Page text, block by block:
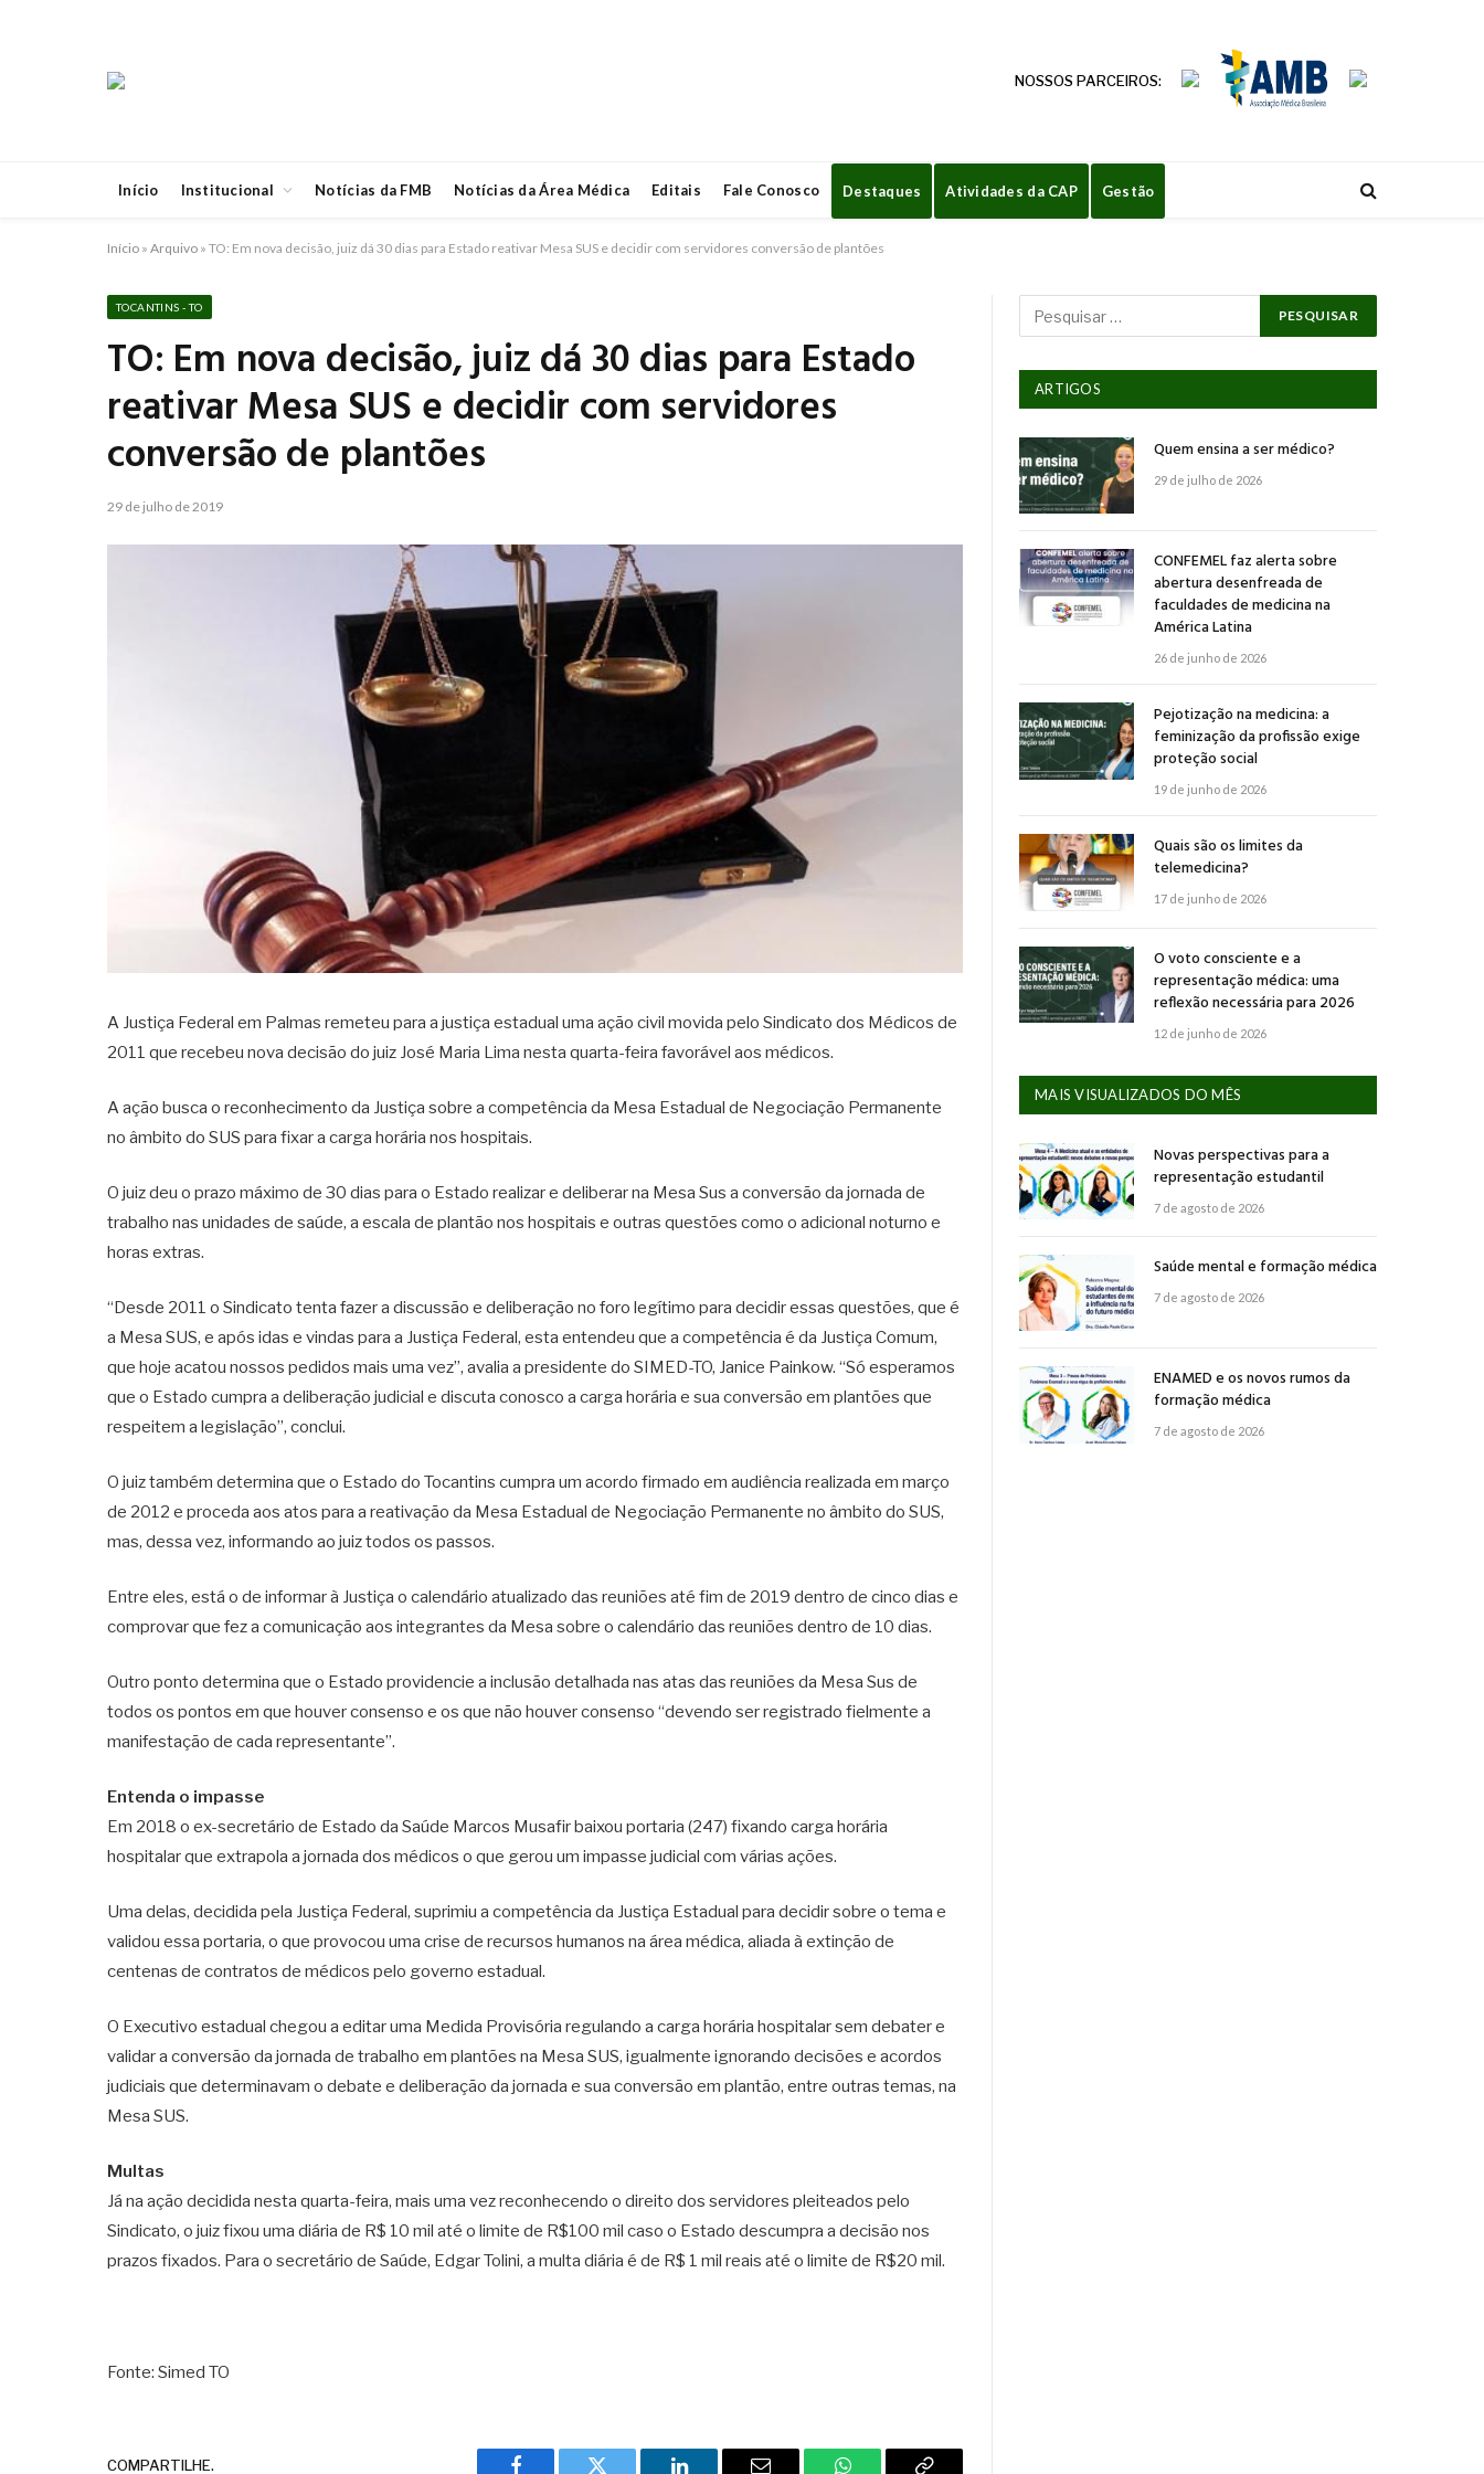
NOSSOS PARCEIROS:
Início Institucional Notícias da FMB Notícias da Área Médica Editais Fale Conosco Destaques Atividades da CAP Gestão
Início » Arquivo » TO: Em nova decisão, juiz dá 30 dias para Estado reativar Mesa SUS e decidir com servidores conversão de plantões
TOCANTINS - TO
TO: Em nova decisão, juiz dá 30 dias para Estado
reativar Mesa SUS e decidir com servidores
conversão de plantões
29 de julho de 2019
A Justiça Federal em Palmas remeteu para a justiça estadual uma ação civil movida pelo Sindicato dos Médicos de
2011 que recebeu nova decisão do juiz José Maria Lima nesta quarta-feira favorável aos médicos.
A ação busca o reconhecimento da Justiça sobre a competência da Mesa Estadual de Negociação Permanente
no âmbito do SUS para fixar a carga horária nos hospitais.
O juiz deu o prazo máximo de 30 dias para o Estado realizar e deliberar na Mesa Sus a conversão da jornada de
trabalho nas unidades de saúde, a escala de plantão nos hospitais e outras questões como o adicional noturno e
horas extras.
“Desde 2011 o Sindicato tenta fazer a discussão e deliberação no foro legítimo para decidir essas questões, que é
a Mesa SUS, e após idas e vindas para a Justiça Federal, esta entendeu que a competência é da Justiça Comum,
que hoje acatou nossos pedidos mais uma vez”, avalia a presidente do SIMED-TO, Janice Painkow. “Só esperamos
que o Estado cumpra a deliberação judicial e discuta conosco a carga horária e sua conversão em plantões que
respeitem a legislação”, conclui.
O juiz também determina que o Estado do Tocantins cumpra um acordo firmado em audiência realizada em março
de 2012 e proceda aos atos para a reativação da Mesa Estadual de Negociação Permanente no âmbito do SUS,
mas, dessa vez, informando ao juiz todos os passos.
Entre eles, está o de informar à Justiça o calendário atualizado das reuniões até fim de 2019 dentro de cinco dias e
comprovar que fez a comunicação aos integrantes da Mesa sobre o calendário das reuniões dentro de 10 dias.
Outro ponto determina que o Estado providencie a inclusão detalhada nas atas das reuniões da Mesa Sus de
todos os pontos em que houver consenso e os que não houver consenso “devendo ser registrado fielmente a
manifestação de cada representante”.
Entenda o impasse
Em 2018 o ex-secretário de Estado da Saúde Marcos Musafir baixou portaria (247) fixando carga horária
hospitalar que extrapola a jornada dos médicos o que gerou um impasse judicial com várias ações.
Uma delas, decidida pela Justiça Federal, suprimiu a competência da Justiça Estadual para decidir sobre o tema e
validou essa portaria, o que provocou uma crise de recursos humanos na área médica, aliada à extinção de
centenas de contratos de médicos pelo governo estadual.
O Executivo estadual chegou a editar uma Medida Provisória regulando a carga horária hospitalar sem debater e
validar a conversão da jornada de trabalho em plantões na Mesa SUS, igualmente ignorando decisões e acordos
judiciais que determinavam o debate e deliberação da jornada e sua conversão em plantão, entre outras temas, na
Mesa SUS.
Multas
Já na ação decidida nesta quarta-feira, mais uma vez reconhecendo o direito dos servidores pleiteados pelo
Sindicato, o juiz fixou uma diária de R$ 10 mil até o limite de R$100 mil caso o Estado descumpra a decisão nos
prazos fixados. Para o secretário de Saúde, Edgar Tolini, a multa diária é de R$ 1 mil reais até o limite de R$20 mil.
Fonte: Simed TO
COMPARTILHE.
ARTIGOS
Quem ensina a ser médico?
29 de julho de 2026
CONFEMEL faz alerta sobre
abertura desenfreada de
faculdades de medicina na
América Latina
26 de junho de 2026
Pejotização na medicina: a
feminização da profissão exige
proteção social
19 de junho de 2026
Quais são os limites da
telemedicina?
17 de junho de 2026
O voto consciente e a
representação médica: uma
reflexão necessária para 2026
12 de junho de 2026
MAIS VISUALIZADOS DO MÊS
Novas perspectivas para a
representação estudantil
7 de agosto de 2026
Saúde mental e formação médica
7 de agosto de 2026
ENAMED e os novos rumos da
formação médica
7 de agosto de 2026